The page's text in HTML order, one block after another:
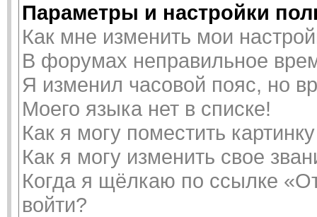
Параметры и настройки
Как мне изменить мои
В форумах неправильное
Я изменил часовой пояс, но
Моего языка нет в списке!
Как я могу поместить
Как я могу изменить свое
Когда я щёлкаю по ссылке
войти?